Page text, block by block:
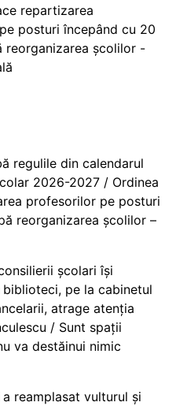
repartizarea
posturi începând cu 20
reorganizarea școlilor -
regulile din calendarul
2026-2027 / Ordinea
profesorilor pe posturi
reorganizarea școlilor –
școlari își
pe la cabinetul
atrage atenția
/ Sunt spații
va destăinui nimic
reamplasat vulturul și